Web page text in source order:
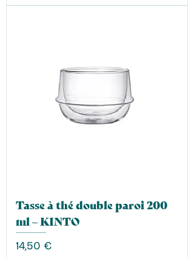
Tasse à thé double paroi 200
ml – KINTO
Prix
14,50 €